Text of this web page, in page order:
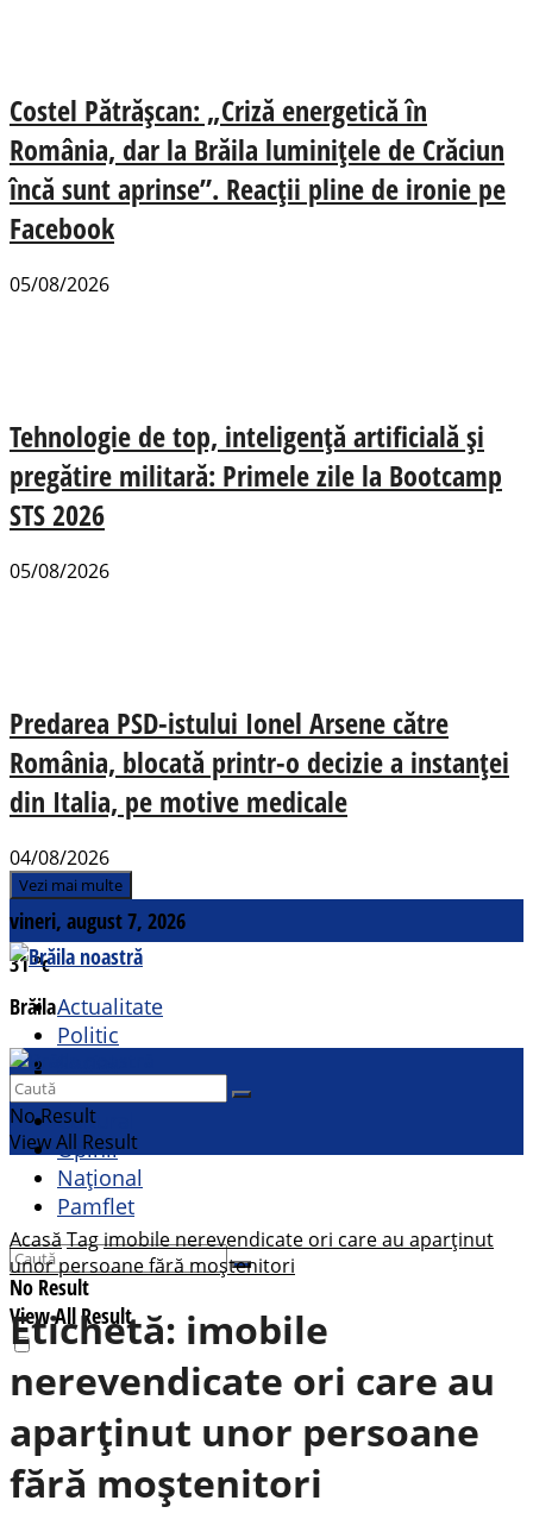
Costel Pătrășcan: „Criză energetică în
România, dar la Brăila luminițele de Crăciun
încă sunt aprinse”. Reacții pline de ironie pe
Facebook
05/08/2026
Tehnologie de top, inteligență artificială și
pregătire militară: Primele zile la Bootcamp
STS 2026
05/08/2026
Predarea PSD-istului Ionel Arsene către
România, blocată printr-o decizie a instanței
din Italia, pe motive medicale
04/08/2026
Vezi mai multe
vineri, august 7, 2026
31°c
Brăila
Contact
Actualitate
Politic
Cultural
Opinii
Național
Pamflet
No Result
View All Result
No Result
View All Result
AcasăTagimobile nerevendicate ori care au aparținut
unor persoane fără moștenitori
Etichetă: imobile
nerevendicate ori care au
aparținut unor persoane
fără moștenitori